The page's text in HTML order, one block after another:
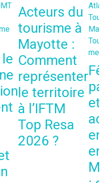
Acteurs du
tourisme à
Mayotte :
Comment
représenter
le territoire
à l’IFTM
Top Resa
2026 ?
mer
et
en